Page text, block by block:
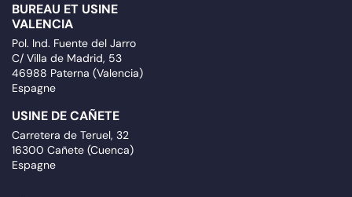
BUREAU ET USINE
VALENCIA
Pol. Ind. Fuente del Jarro
C/ Villa de Madrid, 53
46988 Paterna (Valencia)
Espagne
USINE DE CAÑETE
Carretera de Teruel, 32
16300 Cañete (Cuenca)
Espagne